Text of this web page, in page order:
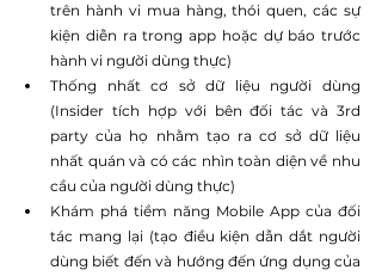
trên hành vi mua hàng, thói quen, các sự
kiện diễn ra trong app hoặc dự báo trước
hành vi người dùng thực)
Thống nhất cơ sở dữ liệu người dùng
(Insider tích hợp với bên đối tác và 3rd
party của họ nhằm tạo ra cơ sở dữ liệu
nhất quán và có các nhìn toàn diện về nhu
cầu của người dùng thực)
Khám phá tiềm năng Mobile App của đối
tác mang lại (tạo điều kiện dẫn dắt người
dùng biết đến và hướng đến ứng dụng của